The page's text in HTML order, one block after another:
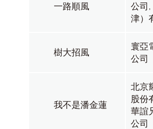
一路順風
公司
津）
樹大招風
寰亞
公司
我不是潘金蓮
北京
股份
華誼
公司